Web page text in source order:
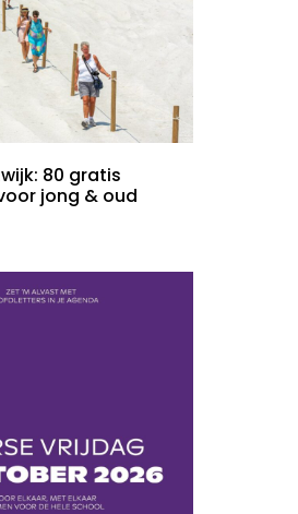
80 gratis
jong & oud